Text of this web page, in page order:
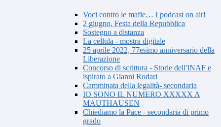
Voci contro le mafie… I podcast on air!
2 giugno, Festa della Repubblica
Sostegno a distanza
La cellula - mostra digitale
25 aprile 2022, 77esimo anniversario della
Liberazione
Concorso di scrittura - Storie dell'INAF e
ispirato a Gianni Rodari
Camminata della legalità- secondaria
IO SONO IL NUMERO XXXXX A
MAUTHAUSEN
Chiediamo la Pace - secondaria di primo
grado